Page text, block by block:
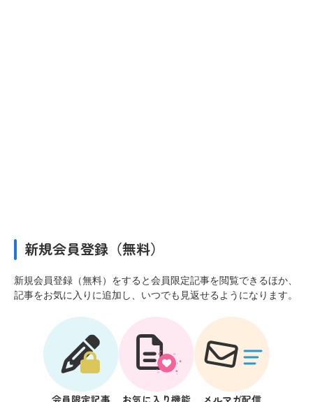
新規会員登録（無料）
新規会員登録（無料）をすると会員限定記事を閲覧できるほか、
記事をお気に入りに追加し、いつでも見返せるようになります。